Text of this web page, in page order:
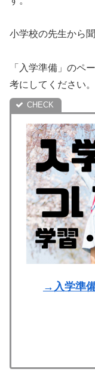
小学校の先生から
「入学準備」のペ
考にしてください。
→入学準